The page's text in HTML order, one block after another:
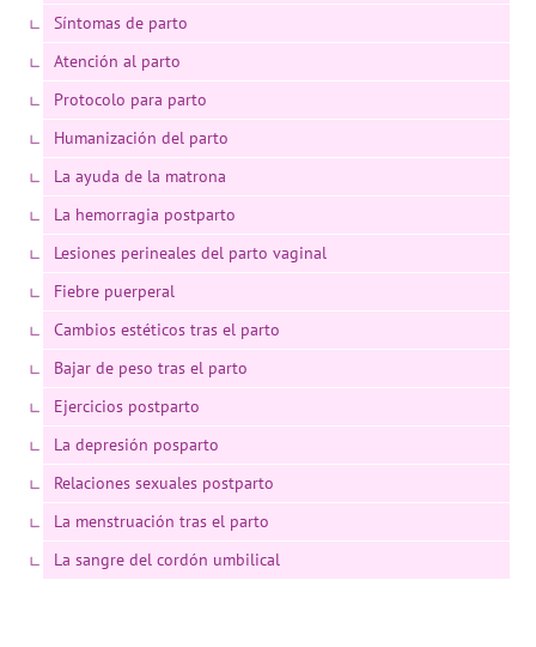
Síntomas de parto
Atención al parto
Protocolo para parto
Humanización del parto
La ayuda de la matrona
La hemorragia postparto
Lesiones perineales del parto vaginal
Fiebre puerperal
Cambios estéticos tras el parto
Bajar de peso tras el parto
Ejercicios postparto
La depresión posparto
Relaciones sexuales postparto
La menstruación tras el parto
La sangre del cordón umbilical